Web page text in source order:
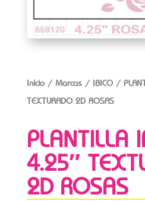
Inicio/ Marcas/ IBICO/
TEXTURADO 2D ROSAS
PLANTILLA
4.25″
2D ROSAS